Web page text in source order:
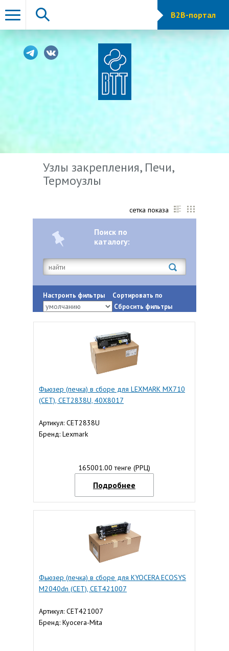
B2B-портал
Узлы закрепления, Печи,
Термоузлы
сетка показа
Поиск по
каталогу:
Настроить фильтры Сортировать по
Сбросить фильтры
Фьюзер (печка) в сборе для LEXMARK MX710
(CET), CET2838U, 40X8017
Артикул: CET2838U
Бренд: Lexmark
165001.00 тенге (РРЦ)
Подробнее
Фьюзер (печка) в сборе для KYOCERA ECOSYS
M2040dn (CET), CET421007
Артикул: CET421007
Бренд: Kyocera-Mita